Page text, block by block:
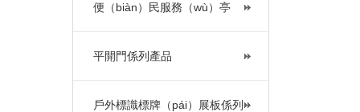
便（biàn）民服務（wù）亭
平開門係列產品
戶外標識標牌（pái）展板係列